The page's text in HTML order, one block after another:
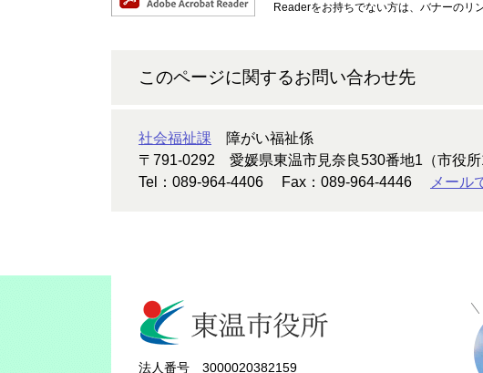
Readerをお持ちでない方は、バナーのリ
このページに関するお問い合わせ先
社会福祉課
障がい福祉係
〒791-0292
愛媛県東温市見奈良530番地1（市役所
Tel：089-964-4406
Fax：089-964-4446 メール
法人番号 3000020382159